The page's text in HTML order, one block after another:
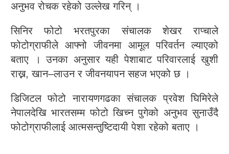
अनुभव रोचक रहेको उल्लेख गरिन् ।
सिनिर फोटो भरतपुरका संचालक शेखर राप्चाले
फोटोग्राफीले आफ्नो जीवनमा आमूल परिवर्तन ल्याएको
बताए । उनका अनुसार यही पेशाबाट परिवारलाई खुशी
राख्न, खान–लाउन र जीवनयापन सहज भएको छ ।
डिजिटल फोटो नारायणगढका संचालक प्रवेश घिमिरेले
नेपालदेखि भारतसम्म फोटो खिच्न पुगेको अनुभव सुनाउँदै
फोटोग्राफीलाई आत्मसन्तुष्टिदायी पेशा रहेको बताए ।